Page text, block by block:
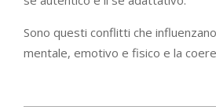
Sono questi conflitti che
mentale, emotivo e fisico e la